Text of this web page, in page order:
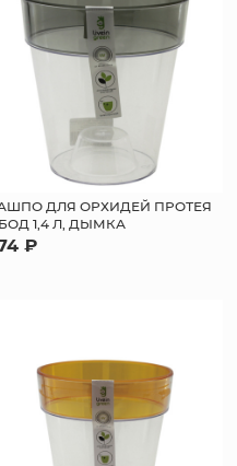
ДЛЯ ОРХИДЕЙ ПРОТЕЯ
1,4 Л, ДЫМКА
₽